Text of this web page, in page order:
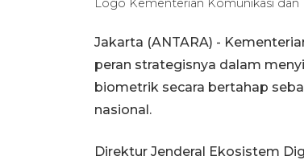
Logo Kementerian Komunikasi dan
Jakarta (ANTARA) -
peran strategisnya dalam
biometrik secara bertahap
nasional.
Direktur Jenderal Ekosistem